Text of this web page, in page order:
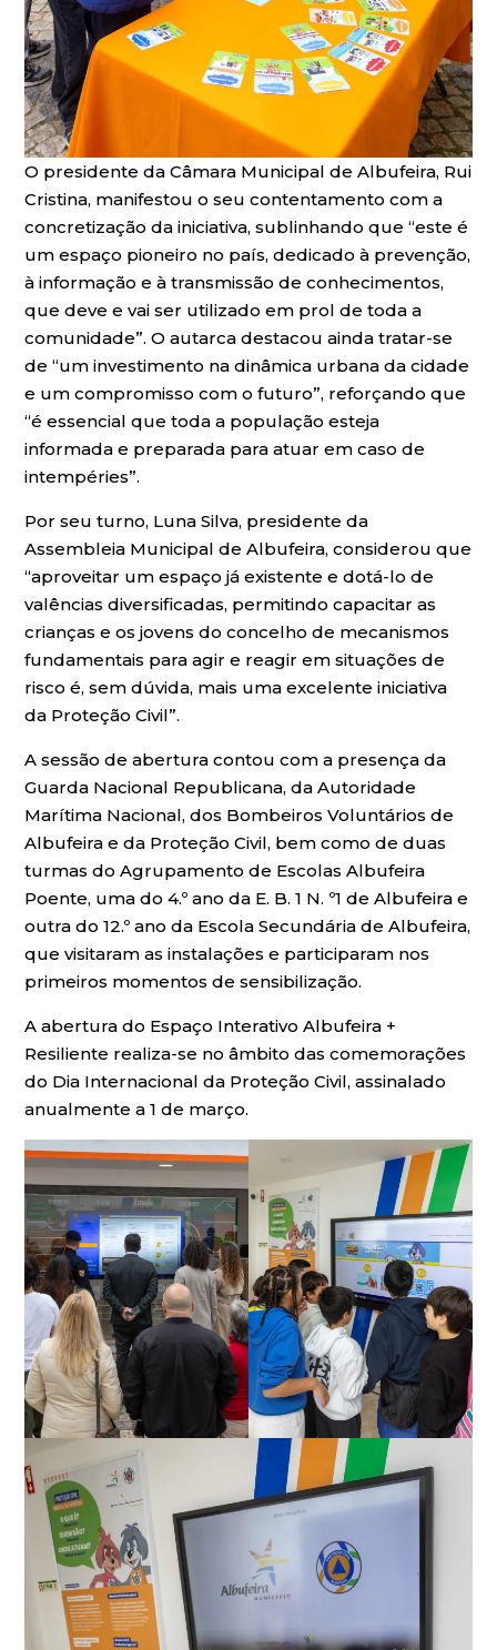
O presidente da Câmara Municipal de Albufeira, Rui
Cristina, manifestou o seu contentamento com a
concretização da iniciativa, sublinhando que “este é
um espaço pioneiro no país, dedicado à prevenção,
à informação e à transmissão de conhecimentos,
que deve e vai ser utilizado em prol de toda a
comunidade”. O autarca destacou ainda tratar-se
de “um investimento na dinâmica urbana da cidade
e um compromisso com o futuro”, reforçando que
“é essencial que toda a população esteja
informada e preparada para atuar em caso de
intempéries”.
Por seu turno, Luna Silva, presidente da
Assembleia Municipal de Albufeira, considerou que
“aproveitar um espaço já existente e dotá-lo de
valências diversificadas, permitindo capacitar as
crianças e os jovens do concelho de mecanismos
fundamentais para agir e reagir em situações de
risco é, sem dúvida, mais uma excelente iniciativa
da Proteção Civil”.
A sessão de abertura contou com a presença da
Guarda Nacional Republicana, da Autoridade
Marítima Nacional, dos Bombeiros Voluntários de
Albufeira e da Proteção Civil, bem como de duas
turmas do Agrupamento de Escolas Albufeira
Poente, uma do 4.º ano da E. B. 1 N. º1 de Albufeira e
outra do 12.º ano da Escola Secundária de Albufeira,
que visitaram as instalações e participaram nos
primeiros momentos de sensibilização.
A abertura do Espaço Interativo Albufeira +
Resiliente realiza-se no âmbito das comemorações
do Dia Internacional da Proteção Civil, assinalado
anualmente a 1 de março.